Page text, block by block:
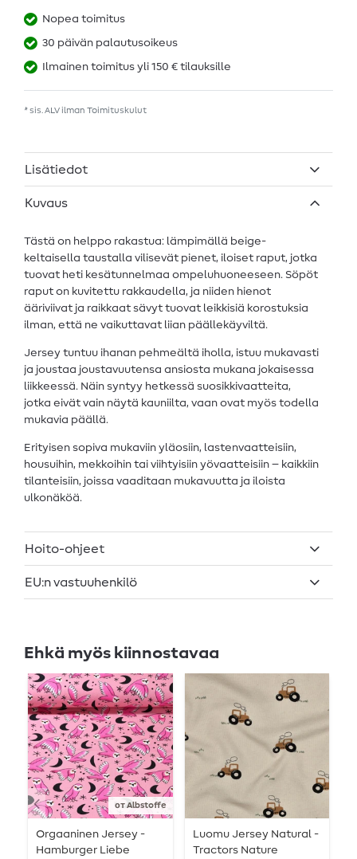
Nopea toimitus
30 päivän palautusoikeus
Ilmainen toimitus yli 150 € tilauksille
* sis. ALV ilman Toimituskulut
Lisätiedot
Kuvaus
Tästä on helppo rakastua: lämpimällä beige-
keltaisella taustalla vilisevät pienet, iloiset raput, jotka
tuovat heti kesätunnelmaa ompeluhuoneeseen. Söpöt
raput on kuvitettu rakkaudella, ja niiden hienot
ääriviivat ja raikkaat sävyt tuovat leikkisiä korostuksia
ilman, että ne vaikuttavat liian päällekäyviltä.
Jersey tuntuu ihanan pehmeältä iholla, istuu mukavasti
ja joustaa joustavuutensa ansiosta mukana jokaisessa
liikkeessä. Näin syntyy hetkessä suosikkivaatteita,
jotka eivät vain näytä kauniilta, vaan ovat myös todella
mukavia päällä.
Erityisen sopiva mukaviin yläosiin, lastenvaatteisiin,
housuihin, mekkoihin tai viihtyisiin yövaatteisiin – kaikkiin
tilanteisiin, joissa vaaditaan mukavuutta ja iloista
ulkonäköä.
Hoito-ohjeet
EU:n vastuuhenkilö
Ehkä myös kiinnostavaa
от Albstoffe
Orgaaninen Jersey -
Hamburger Liebe
Luomu Jersey Natural -
Tractors Nature